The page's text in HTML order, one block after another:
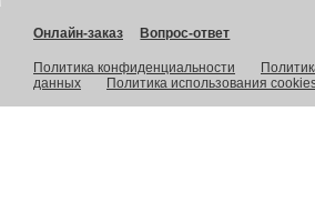
Онлайн-заказ Вопрос-ответ
Политика конфиденциальности
данных
Политика использования